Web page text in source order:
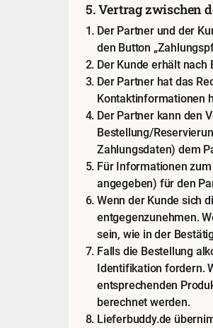
5. Vertrag zwischen
Der Partner und der
den Button
Der Kunde erhält
Der Partner hat das
Kontaktinformationen
Der Partner kann den
Bestellung/
Zahlungsdaten) dem
Für Informationen
angegeben) für den
Wenn der Kunde sich
entgegenzunehmen.
sein, wie in der
Falls die Bestellung
Identifikation fordern.
entsprechenden
berechnet werden.
Lieferbuddy.de